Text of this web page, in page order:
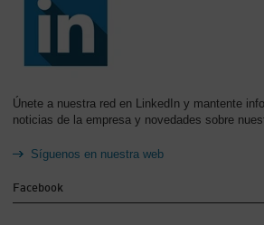
Únete a nuestra red en LinkedIn y mantente
noticias de la empresa y novedades sobre
Síguenos en nuestra web
Facebook